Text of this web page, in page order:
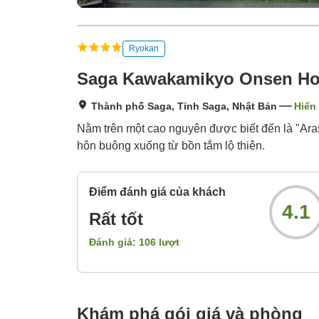
Ryokan
Saga Kawakamikyo Onsen
Thành phố Saga, Tỉnh Saga, Nhật Bản
Nằm trên một cao nguyên được biết đến là
hôn buông xuống từ bồn tắm lộ thiên.
Điểm đánh giá của khách
Rất tốt
Đánh giá: 106 lượt
4.1
Khám phá gói giá và phòng